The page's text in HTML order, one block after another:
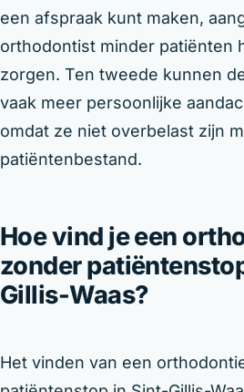
een afspraak kunt maken,
orthodontist minder patiënten
zorgen. Ten tweede kunnen
vaak meer persoonlijke
omdat ze niet overbelast zijn
patiëntenbestand.
Hoe vind je een
zonder
Gillis-Waas?
Het vinden van een